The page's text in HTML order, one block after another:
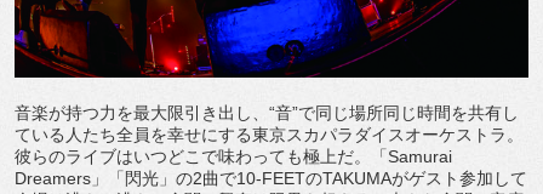
音楽が持つ力を最大限引き出し、“音”で同じ場所同じ時間を共有し
ている人たち全員を幸せにする東京スカパラダイスオーケストラ。
彼らのライブはいつどこで味わっても極上だ。「Samurai
Dreamers」「閃光」の2曲で10-FEETのTAKUMAがゲスト参加して